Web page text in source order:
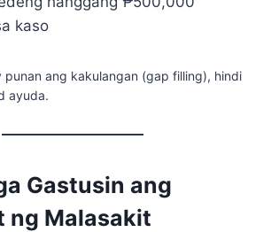
kaso
ang kakulangan (gap filling), hindi
ayuda.
Gastusin ang
ng Malasakit